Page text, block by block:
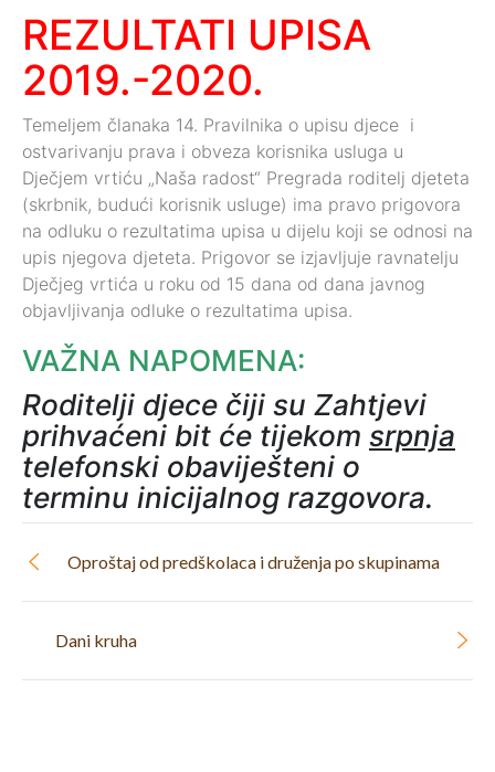
REZULTATI UPISA
2019.-2020.
Temeljem članaka 14. Pravilnika o upisu djece i
ostvarivanju prava i obveza korisnika usluga u
Dječjem vrtiću „Naša radost“ Pregrada roditelj djeteta
(skrbnik, budući korisnik usluge) ima pravo prigovora
na odluku o rezultatima upisa u dijelu koji se odnosi na
upis njegova djeteta. Prigovor se izjavljuje ravnatelju
Dječjeg vrtića u roku od 15 dana od dana javnog
objavljivanja odluke o rezultatima upisa.
VAŽNA NAPOMENA:
Roditelji djece čiji su Zahtjevi
prihvaćeni bit će tijekom srpnja
telefonski obaviješteni o
terminu inicijalnog razgovora.
Dani kruha
Oproštaj od predškolaca i druženja po skupinama